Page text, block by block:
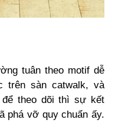
tuân theo motif dễ
trên sàn catwalk, và
để theo dõi thì sự kết
phá vỡ quy chuẩn ấy.